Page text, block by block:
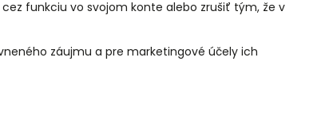
funkciu vo svojom konte alebo zrušiť tým, že v
záujmu a pre marketingové účely ich